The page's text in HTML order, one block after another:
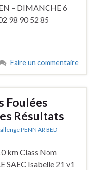
– DIMANCHE 6
98 90 52 85
Faire un commentaire
Foulées
Résultats
PENN AR BED
km Class Nom
SAEC Isabelle 21 v1